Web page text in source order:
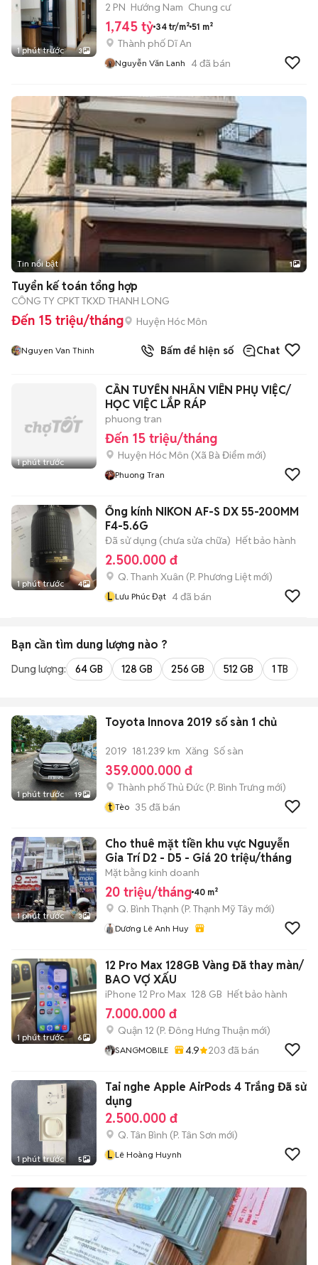
1 phút trước 3
2 PN Hướng Nam Chung cư
1,745 tỷ 34 tr/m² 51 m²
Thành phố Dĩ An
Nguyễn Văn Lanh 4đã bán
Tin nổi bật 1
Tuyển kế toán tổng hợp
CÔNG TY CPKT TKXD THANH LONG
Đến 15 triệu/tháng Huyện Hóc Môn
Nguyen Van Thinh Bấm để hiện số Chat
1 phút trước
CẦN TUYỂN NHÂN VIÊN PHỤ VIỆC/
HỌC VIỆC LẮP RÁP
phuong tran
Đến 15 triệu/tháng
Huyện Hóc Môn (Xã Bà Điểm mới)
Phuong Tran
1 phút trước 4
Ống kính NIKON AF-S DX 55-200MM
F4-5.6G
Đã sử dụng (chưa sửa chữa) Hết bảo hành
2.500.000 đ
Q. Thanh Xuân (P. Phương Liệt mới)
L Lưu Phúc Đạt 4đã bán
Bạn cần tìm dung lượng nào ?
Dung lượng: 64 GB 128 GB 256 GB 512 GB 1 TB
1 phút trước 19
Toyota Innova 2019 số sàn 1 chủ
2019 181.239 km Xăng Số sàn
359.000.000 đ
Thành phố Thủ Đức (P. Bình Trưng mới)
t Tèo 35 đã bán
1 phút trước 3
Cho thuê mặt tiền khu vực Nguyễn
Gia Trí D2 - D5 - Giá 20 triệu/tháng
Mặt bằng kinh doanh
20 triệu/tháng 40 m²
Q. Bình Thạnh (P. Thạnh Mỹ Tây mới)
Dương Lê Anh Huy
1 phút trước 6
12 Pro Max 128GB Vàng Đã thay màn/
BAO VỢ XẤU
iPhone 12 Pro Max 128 GB Hết bảo hành
7.000.000 đ
Quận 12 (P. Đông Hưng Thuận mới)
SANGMOBILE 4.9 203 đã bán
1 phút trước 5
Tai nghe Apple AirPods 4 Trắng Đã sử
dụng
2.500.000 đ
Q. Tân Bình (P. Tân Sơn mới)
L Lê Hoàng Huynh